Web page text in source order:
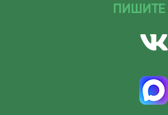
ПИШИТЕ